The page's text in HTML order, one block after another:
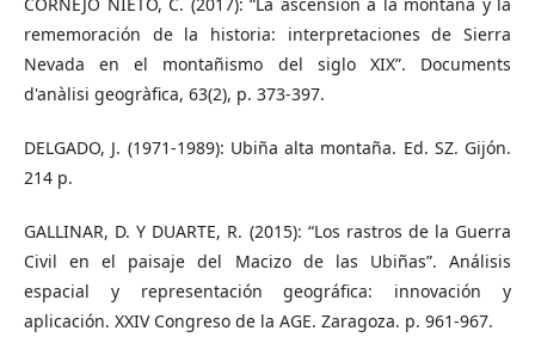
rememoración de la historia: interpretaciones de Sierra
Nevada en el montañismo del siglo XIX”. Documents
d'anàlisi geogràfica, 63(2), p. 373-397.
DELGADO, J. (1971-1989): Ubiña alta montaña. Ed. SZ. Gijón.
214 p.
GALLINAR, D. Y DUARTE, R. (2015): “Los rastros de la Guerra
Civil en el paisaje del Macizo de las Ubiñas”. Análisis
espacial y representación geográfica: innovación y
aplicación. XXIV Congreso de la AGE. Zaragoza. p. 961-967.